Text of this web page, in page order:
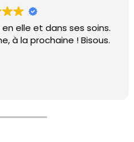
Merci beaucoup Fabienne, à la prochaine ! Bisous.